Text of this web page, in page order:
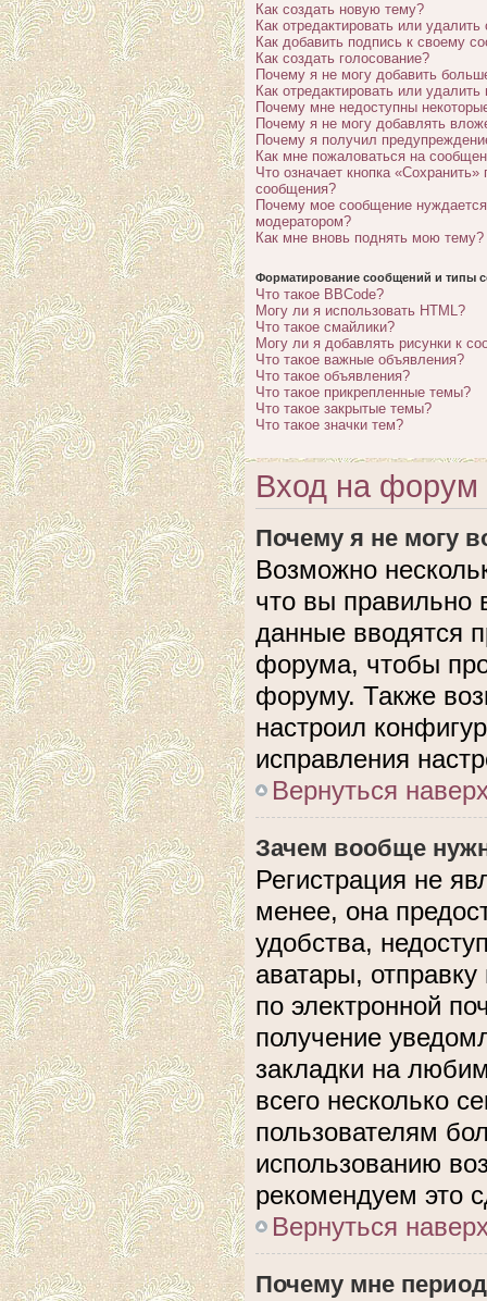
Как создать новую тему?
Как отредактировать или
Как добавить подпись к своему
Как создать голосование?
Почему я не могу добавить
Как отредактировать или удалить
Почему мне недоступны
Почему я не могу добавлять
Почему я получил
Как мне пожаловаться на
Что означает кнопка «Сохранить»
сообщения?
Почему мое сообщение
модератором?
Как мне вновь поднять мою тему?
Форматирование сообщений и типы
Что такое BBCode?
Могу ли я использовать HTML?
Что такое смайлики?
Могу ли я добавлять рисунки к
Что такое важные объявления?
Что такое объявления?
Что такое прикрепленные темы?
Что такое закрытые темы?
Что такое значки тем?
Вход на форум
Почему я не могу
Возможно
что вы правильно
данные вводятся
форума, чтобы
форуму. Также
настроил
исправления
Вернуться
Зачем вообще
Регистрация не
менее, она
удобства,
аватары,
по электронной
получение
закладки на
всего несколько
пользователям
использованию
рекомендуем это
Вернуться
Почему мне